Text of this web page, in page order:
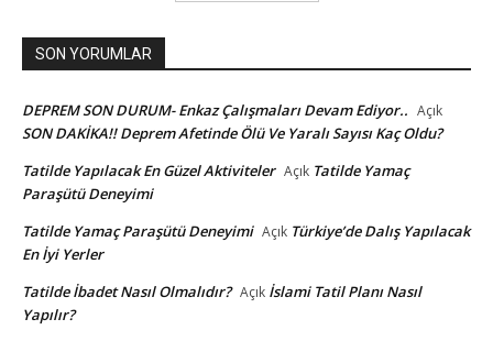
SON YORUMLAR
DEPREM SON DURUM- Enkaz Çalışmaları Devam Ediyor.. Açık
SON DAKİKA!! Deprem Afetinde Ölü Ve Yaralı Sayısı Kaç Oldu?
Tatilde Yapılacak En Güzel Aktiviteler Açık Tatilde Yamaç
Paraşütü Deneyimi
Tatilde Yamaç Paraşütü Deneyimi Açık Türkiye’de Dalış Yapılacak
En İyi Yerler
Tatilde İbadet Nasıl Olmalıdır? Açık İslami Tatil Planı Nasıl
Yapılır?